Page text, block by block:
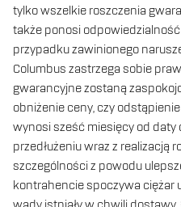
tylko wszelkie roszczenia
także ponosi
przypadku zawinionego
Columbus zastrzega sobie
gwarancyjne zostaną
obniżenie ceny, czy
wynosi sześć miesięcy od daty
przedłużeniu wraz z realizacją
szczególności z powodu
kontrahencie spoczywa ciężar